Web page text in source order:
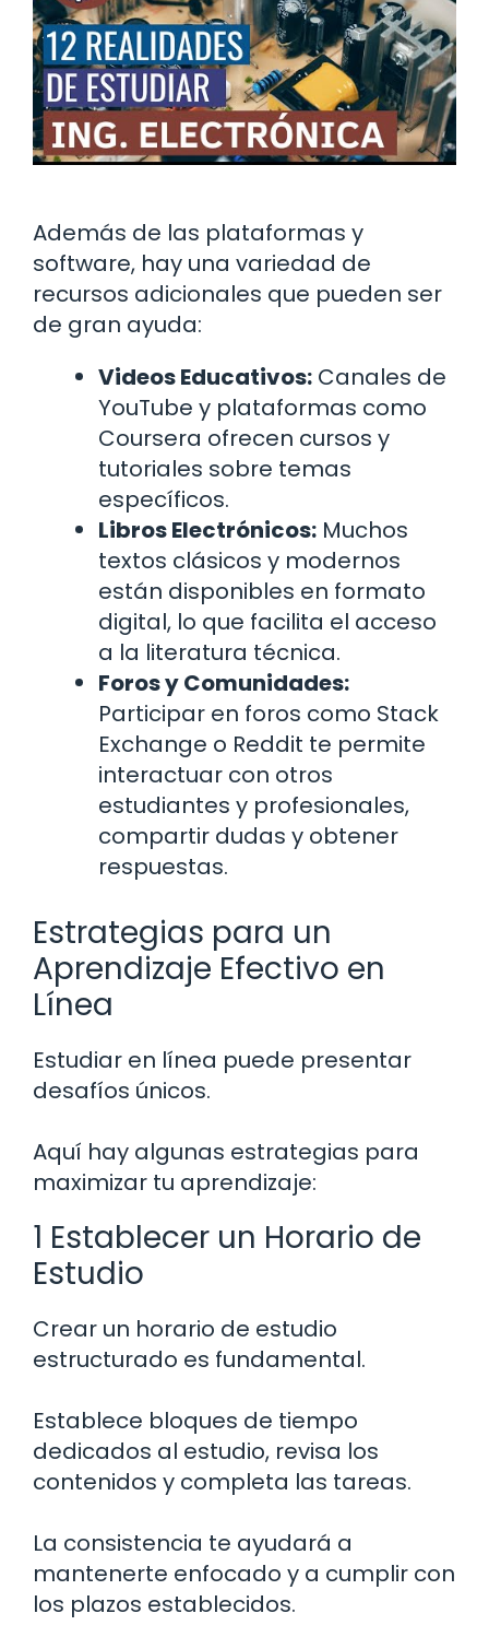
Además de las plataformas y
software, hay una variedad de
recursos adicionales que pueden ser
de gran ayuda:
Videos Educativos: Canales de
YouTube y plataformas como
Coursera ofrecen cursos y
tutoriales sobre temas
específicos.
Libros Electrónicos: Muchos
textos clásicos y modernos
están disponibles en formato
digital, lo que facilita el acceso
a la literatura técnica.
Foros y Comunidades:
Participar en foros como Stack
Exchange o Reddit te permite
interactuar con otros
estudiantes y profesionales,
compartir dudas y obtener
respuestas.
Estrategias para un
Aprendizaje Efectivo en
Línea
Estudiar en línea puede presentar
desafíos únicos.
Aquí hay algunas estrategias para
maximizar tu aprendizaje:
1 Establecer un Horario de
Estudio
Crear un horario de estudio
estructurado es fundamental.
Establece bloques de tiempo
dedicados al estudio, revisa los
contenidos y completa las tareas.
La consistencia te ayudará a
mantenerte enfocado y a cumplir con
los plazos establecidos.